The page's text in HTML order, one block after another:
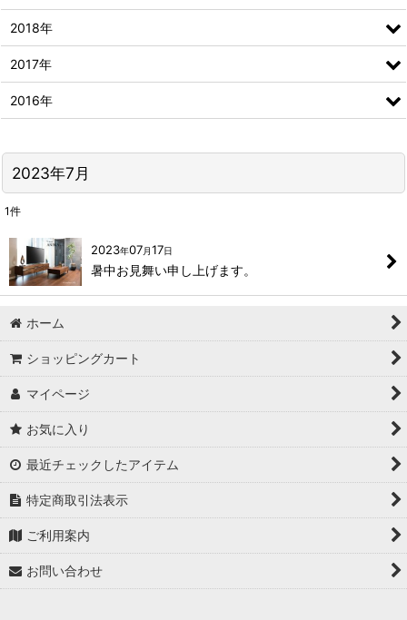
2023年7月
1件
2023年07月17日
暑中お見舞い申し上げます。
2018年
2017年
2016年
ホーム
ショッピングカート
マイページ
お気に入り
最近チェックしたアイテム
特定商取引法表示
ご利用案内
お問い合わせ